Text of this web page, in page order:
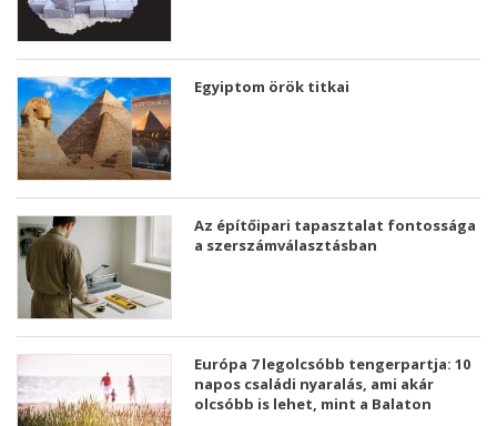
Egyiptom örök titkai
Az építőipari tapasztalat fontossága
a szerszámválasztásban
Európa 7 legolcsóbb tengerpartja: 10
napos családi nyaralás, ami akár
olcsóbb is lehet, mint a Balaton